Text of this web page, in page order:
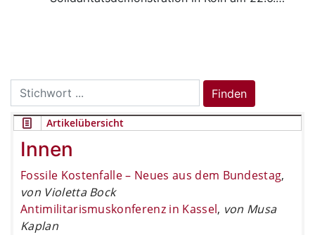
Search
for:
Finden
Artikelübersicht
Innen
Fossile Kostenfalle – Neues aus dem Bundestag,
von Violetta Bock
Antimilitarismuskonferenz in Kassel, von Musa
Kaplan